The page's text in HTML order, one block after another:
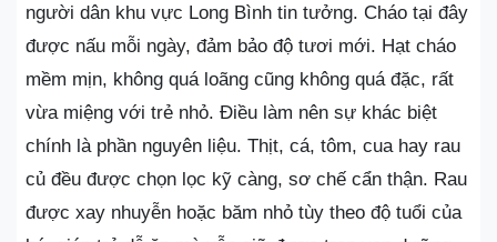
người dân khu vực Long Bình tin tưởng. Cháo tại đây
được nấu mỗi ngày, đảm bảo độ tươi mới. Hạt cháo
mềm mịn, không quá loãng cũng không quá đặc, rất
vừa miệng với trẻ nhỏ. Điều làm nên sự khác biệt
chính là phần nguyên liệu. Thịt, cá, tôm, cua hay rau
củ đều được chọn lọc kỹ càng, sơ chế cẩn thận. Rau
được xay nhuyễn hoặc băm nhỏ tùy theo độ tuổi của